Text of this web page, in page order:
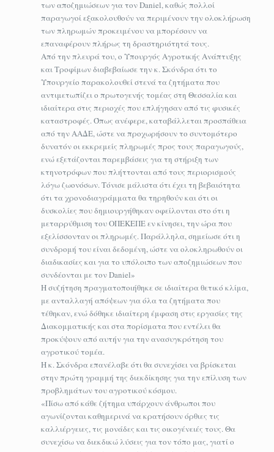
των αποζημιώσεων για τον Daniel, καθώς πολλοί
παραγωγοί εξακολουθούν να περιμένουν την ολοκλήρωση
των πληρωμών προκειμένου να μπορέσουν να
επαναφέρουν πλήρως τη δραστηριότητά τους.
Από την πλευρά του, ο Υπουργός Αγροτικής Ανάπτυξης
και Τροφίμων διαβεβαίωσε την κ. Σκόνδρα ότι το
Υπουργείο παρακολουθεί στενά τα ζητήματα που
αντιμετωπίζει ο πρωτογενής τομέας στη Θεσσαλία και
ιδιαίτερα στις περιοχές που επλήγησαν από τις φυσικές
καταστροφές. Όπως ανέφερε, καταβάλλεται προσπάθεια
από την ΑΑΔΕ, ώστε να προχωρήσουν το συντομότερο
δυνατόν οι εκκρεμείς πληρωμές προς τους παραγωγούς,
ενώ εξετάζονται παρεμβάσεις για τη στήριξη των
κτηνοτρόφων που πλήττονται από τους περιορισμούς
λόγω ζωονόσων. Τόνισε μάλιστα ότι έχει τη βεβαιότητα
ότι τα χρονοδιαγράμματα θα τηρηθούν και ότι οι
δυσκολίες που δημιουργήθηκαν οφείλονται στο ότι η
μεταρρύθμιση του ΟΠΕΚΕΠΕ εν κίνησει, την ώρα που
εξελίσσονταν οι πληρωμές. Παράλληλα, σημείωσε ότι η
συνδρομή του είναι δεδομένη, ώστε να ολοκληρωθούν οι
διαδικασίες και για το υπόλοιπο των αποζημιώσεων που
συνδέονται με τον Daniel»
Η συζήτηση πραγματοποιήθηκε σε ιδιαίτερα θετικό κλίμα,
με ανταλλαγή απόψεων για όλα τα ζητήματα που
τέθηκαν, ενώ δόθηκε ιδιαίτερη έμφαση στις εργασίες της
Διακομματικής και στα πορίσματα που εντέλει θα
προκύψουν από αυτήν για την ανασυγκρότηση του
αγροτικού τομέα.
Η κ. Σκόνδρα επανέλαβε ότι θα συνεχίσει να βρίσκεται
στην πρώτη γραμμή της διεκδίκησης για την επίλυση των
προβλημάτων του αγροτικού κόσμου.
«Πίσω από κάθε ζήτημα υπάρχουν άνθρωποι που
αγωνίζονται καθημερινά να κρατήσουν όρθιες τις
καλλιέργειες, τις μονάδες και τις οικογένειές τους. Θα
συνεχίσω να διεκδικώ λύσεις για τον τόπο μας, γιατί ο